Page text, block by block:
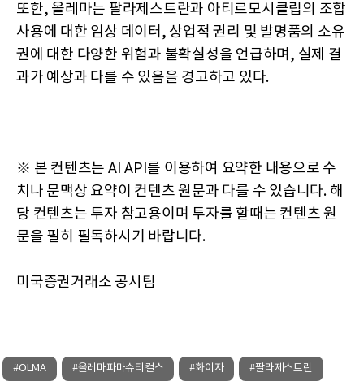
또한, 올레마는 팔라제스트란과 아티르모시클립의 조합
사용에 대한 임상 데이터, 상업적 권리 및 발명품의 소유
권에 대한 다양한 위험과 불확실성을 언급하며, 실제 결
과가 예상과 다를 수 있음을 경고하고 있다.
※ 본 컨텐츠는 AI API를 이용하여 요약한 내용으로 수
치나 문맥상 요약이 컨텐츠 원문과 다를 수 있습니다. 해
당 컨텐츠는 투자 참고용이며 투자를 할때는 컨텐츠 원
문을 필히 필독하시기 바랍니다.
미국증권거래소 공시팀
#OLMA #올레마파마슈티컬스 #화이자 #팔라제스트란